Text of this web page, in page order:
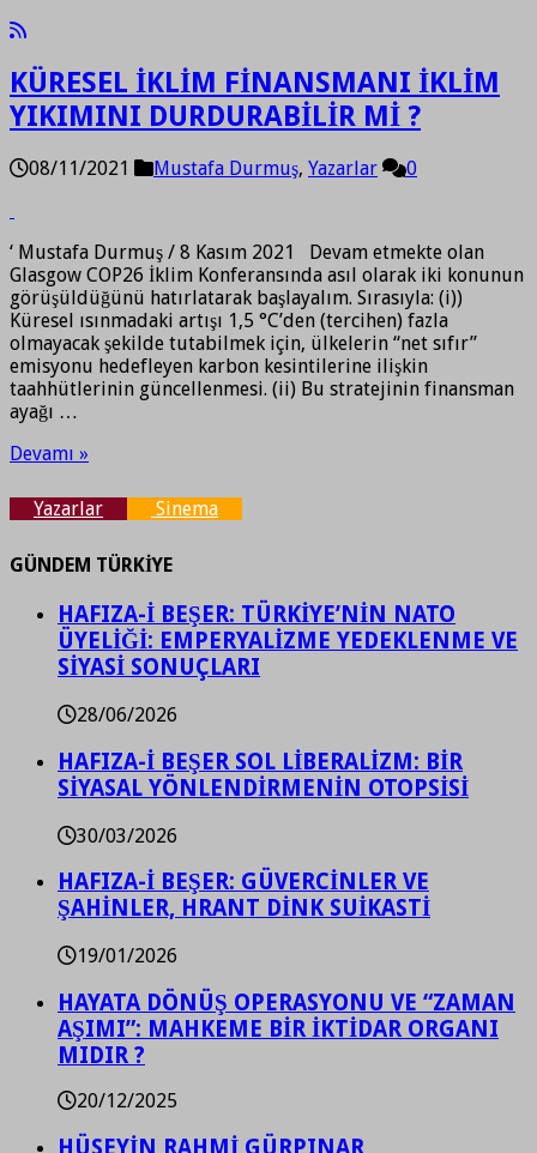
KÜRESEL İKLİM FİNANSMANI İKLİM
YIKIMINI DURDURABİLİR Mİ ?
08/11/2021 Mustafa Durmuş, Yazarlar 0
‘ Mustafa Durmuş / 8 Kasım 2021 Devam etmekte olan
Glasgow COP26 İklim Konferansında asıl olarak iki konunun
görüşüldüğünü hatırlatarak başlayalım. Sırasıyla: (i))
Küresel ısınmadaki artışı 1,5 °C’den (tercihen) fazla
olmayacak şekilde tutabilmek için, ülkelerin “net sıfır”
emisyonu hedefleyen karbon kesintilerine ilişkin
taahhütlerinin güncellenmesi. (ii) Bu stratejinin finansman
ayağı …
Devamı »
Yazarlar Sinema
GÜNDEM TÜRKİYE
HAFIZA-İ BEŞER: TÜRKİYE’NİN NATO
ÜYELİĞİ: EMPERYALİZME YEDEKLENME VE
SİYASİ SONUÇLARI
28/06/2026
HAFIZA-İ BEŞER SOL LİBERALİZM: BİR
SİYASAL YÖNLENDİRMENİN OTOPSİSİ
30/03/2026
HAFIZA-İ BEŞER: GÜVERCİNLER VE
ŞAHİNLER, HRANT DİNK SUİKASTİ
19/01/2026
HAYATA DÖNÜŞ OPERASYONU VE “ZAMAN
AŞIMI”: MAHKEME BİR İKTİDAR ORGANI
MIDIR ?
20/12/2025
HÜSEYİN RAHMİ GÜRPINAR